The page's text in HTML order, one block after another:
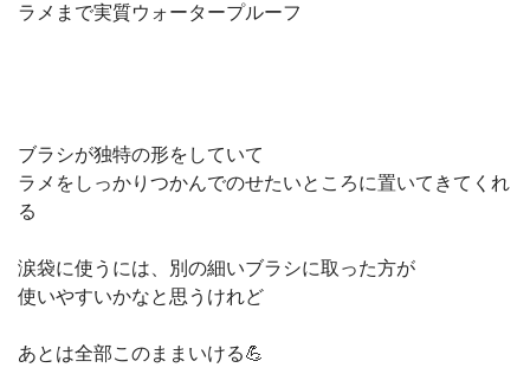
ラメまで実質ウォータープルーフ
ブラシが独特の形をしていて
ラメをしっかりつかんでのせたいところに置いてきてくれ
る
涙袋に使うには、別の細いブラシに取った方が
使いやすいかなと思うけれど
あとは全部このままいける💪